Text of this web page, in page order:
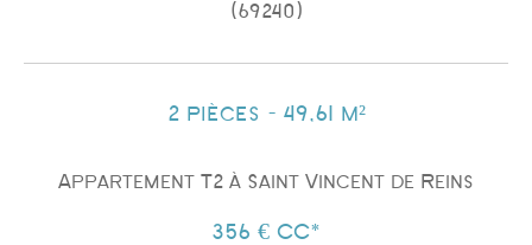
(69240)
2 pièces - 49,61 m²
Appartement T2 à Saint Vincent de Reins
356 € CC*